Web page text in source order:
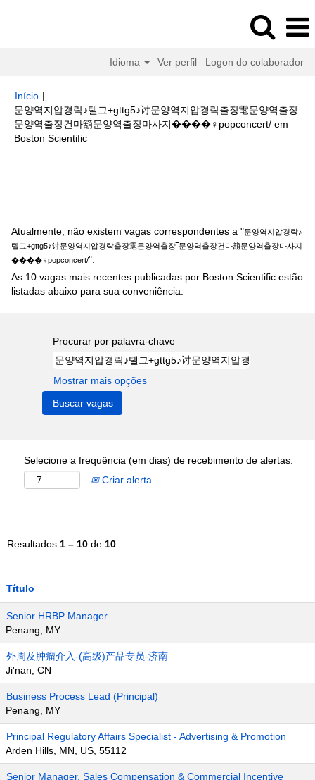
Idioma Ver perfil Logon do colaborador
Início |
문양역지압경락♪텔그+gttg5♪讨문양역지압경락출장䨋문양역출장‾
문양역출장건마箶문양역출장마사지����‍♀️popconcert/ em
Boston Scientific(página
Atualmente, não existem vagas correspondentes a "문양역지압경락♪
텔그+gttg5♪讨문양역지압경락출장䨋문양역출장‾문양역출장건마箶문양역출장마사지
����‍♀️popconcert/".
As 10 vagas mais recentes publicadas por Boston Scientific estão
listadas abaixo para sua conveniência.
Procurar por palavra-chave
Mostrar mais opções
Selecione a frequência (em dias) de recebimento de alertas:
Criar alerta
Resultados 1 – 10 de 10
Título
Senior HRBP Manager
Penang, MY
外周及肿瘤介入-(高级)产品专员-济南
Ji'nan, CN
Business Process Lead (Principal)
Penang, MY
Principal Regulatory Affairs Specialist - Advertising & Promotion
Arden Hills, MN, US, 55112
Senior Manager, Sales Compensation & Commercial Incentive